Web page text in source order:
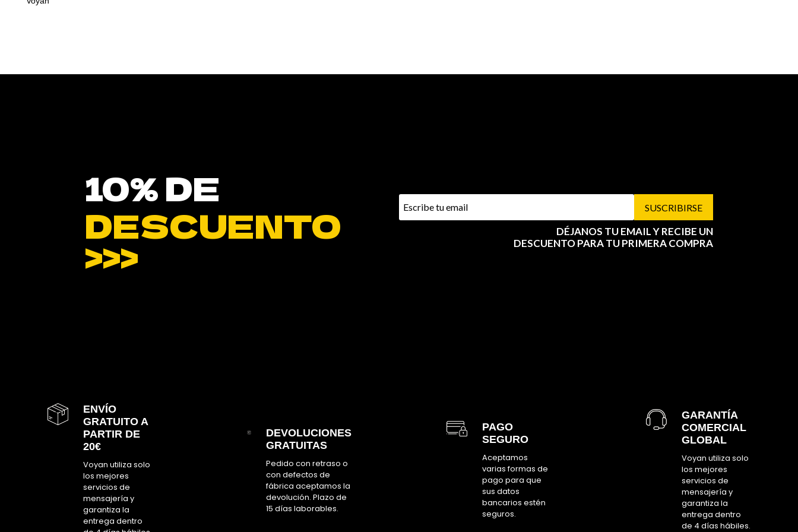
10% DE
DESCUENTO
>>>
SUSCRIBIRSE
DÉJANOS TU EMAIL Y RECIBE UN
DESCUENTO PARA TU PRIMERA COMPRA
ENVÍO
GRATUITO A
PARTIR DE
20€
Voyan utiliza solo
los mejores
servicios de
mensajería y
garantiza la
entrega dentro
DEVOLUCIONES
GRATUITAS
Pedido con retraso o
con defectos de
fábrica aceptamos la
devolución. Plazo de
15 días laborables.
PAGO
SEGURO
Aceptamos
varias formas de
pago para que
sus datos
bancarios estén
seguros.
GARANTÍA
COMERCIAL
GLOBAL
Voyan utiliza solo
los mejores
servicios de
mensajería y
garantiza la
entrega dentro
de 4 días hábiles.